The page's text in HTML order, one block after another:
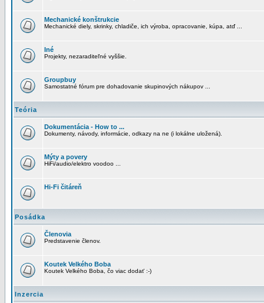
Mechanické konštrukcie
Mechanické diely, skrinky, chladiče, ich výroba, opracovanie, kúpa, atď ...
Iné
Projekty, nezaraditeľné vyššie.
Groupbuy
Samostatné fórum pre dohadovanie skupinových nákupov ...
Teória
Dokumentácia - How to ...
Dokumenty, návody, informácie, odkazy na ne (i lokálne uložená).
Mýty a povery
HiFi/audio/elektro voodoo ...
Hi-Fi čitáreň
Posádka
Členovia
Predstavenie členov.
Koutek Velkého Boba
Koutek Velkého Boba, čo viac dodať :-)
Inzercia